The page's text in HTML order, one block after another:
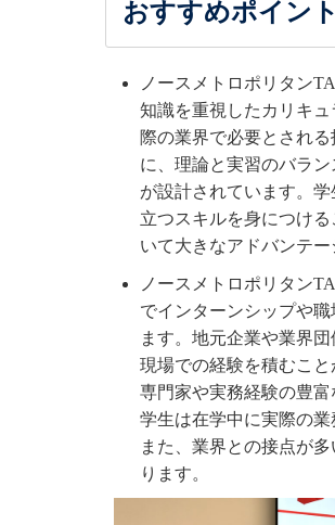
おすすめポイント
ノースメトロポリタン
知識を重視したカリキ
際の業界で必要とされ
に、理論と実習のバラ
が設計されています。
立つスキルを身につけ
いて大きなアドバンテー
ノースメトロポリタン
でインターンシップや
ます。地元企業や業界
現場での経験を積むこ
専門家や実務経験の豊
学生は在学中に実際の
また、業界との接点が
ります。